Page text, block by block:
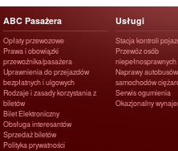
ABC Pasażera
Opłaty przewozowe
Prawa i obowiązki
przewoźnika/pasażera
Uprawnienia do przejazdów
bezpłatnych i ulgowych
Rodzaje i zasady korzystania z
biletów
Bilet Elektroniczny
Obsługa interesantów
Sprzedaż biletów
Polityka prywatności
Usługi
Stacja kontroli
Przewóz osób
niepełnosprawnych
Naprawy
samochodów
Serwis ogumienia
Okazjonalny